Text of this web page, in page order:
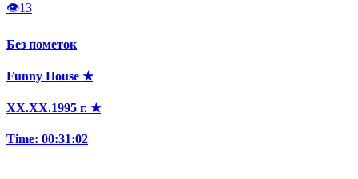
👁13
Без пометок
Funny House ★
XX.XX.1995 г. ★
Time: 00:31:02